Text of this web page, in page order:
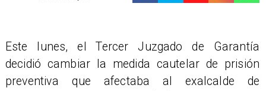
Este lunes, el Tercer Juzgado de Garantía
decidió cambiar la medida cautelar de prisión
preventiva que afectaba al exalcalde de